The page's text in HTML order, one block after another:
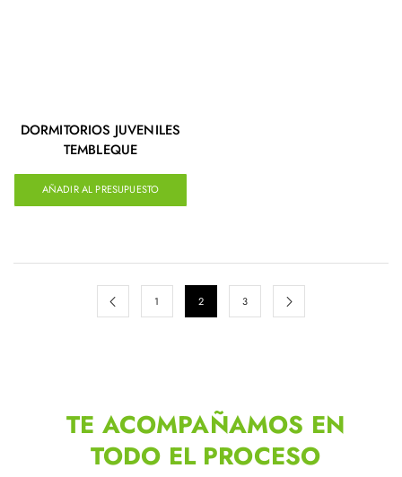
DORMITORIOS JUVENILES
TEMBLEQUE
AÑADIR AL PRESUPUESTO
1 2 3
TE ACOMPAÑAMOS EN
TODO EL PROCESO